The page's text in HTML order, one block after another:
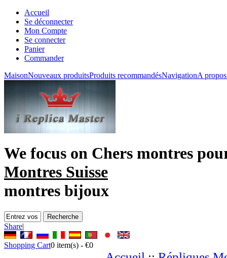
Accueil
Se déconnecter
Mon Compte
Se connecter
Panier
Commander
MaisonNouveaux produitsProduits recommandésNavigationA
We focus on Chers montres
Montres Suisse
montres bijoux
Share|
Shopping Cart0 item(s) - €0